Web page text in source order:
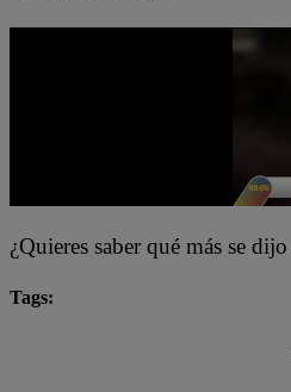
¿Quieres saber qué más se
Tags: